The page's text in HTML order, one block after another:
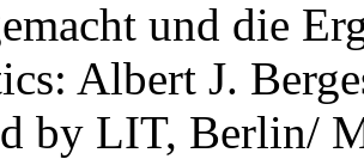
und die
Albert J.
by LIT, Berlin/